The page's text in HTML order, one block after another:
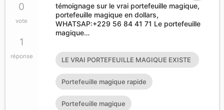
0
vote
1
réponse
témoignage sur le vrai portefeuille magique,
portefeuille magique en dollars,
WHATSAP:+229 56 84 41 71 Le portefeuille
magique…
LE VRAI PORTEFEUILLE MAGIQUE EXISTE
T’IL?
Portefeuille magique rapide
Portefeuille magique